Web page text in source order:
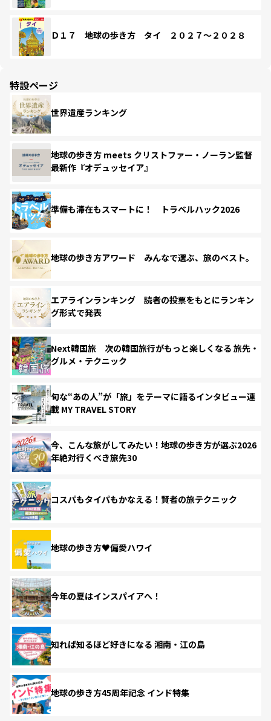
Ｄ１７ 地球の歩き方 タイ ２０２７～２０２８
特設ページ
世界遺産ランキング
地球の歩き方 meets クリストファー・ノーラン監督
最新作『オデュッセイア』
準備も滞在もスマートに！ トラベルハック2026
地球の歩き方アワード みんなで選ぶ、旅のベスト。
エアラインランキング 読者の投票をもとにランキン
グ形式で発表
Next韓国旅 次の韓国旅行がもっと楽しくなる 旅先・
グルメ・テクニック
旬な“あの人”が「旅」をテーマに語るインタビュー連
載 MY TRAVEL STORY
今、こんな旅がしてみたい！地球の歩き方が選ぶ2026
年絶対行くべき旅先30
コスパもタイパもかなえる！賢者の旅テクニック
地球の歩き方♥偏愛ハワイ
今年の夏はインスパイアへ！
知れば知るほど好きになる 湘南・江の島
地球の歩き方45周年記念 インド特集